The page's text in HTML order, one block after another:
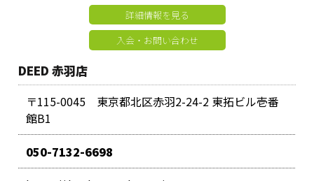
詳細情報を見る
入会・お問い合わせ
DEED 赤羽店
〒115-0045 東京都北区赤羽2-24-2 東拓ビル壱番
館B1
050-7132-6698